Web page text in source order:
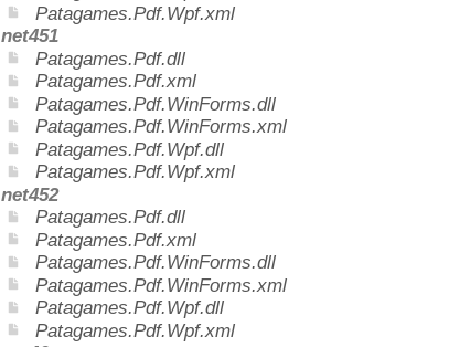
Patagames.Pdf.Wpf.xml
net451
Patagames.Pdf.dll
Patagames.Pdf.xml
Patagames.Pdf.WinForms.dll
Patagames.Pdf.WinForms.xml
Patagames.Pdf.Wpf.dll
Patagames.Pdf.Wpf.xml
net452
Patagames.Pdf.dll
Patagames.Pdf.xml
Patagames.Pdf.WinForms.dll
Patagames.Pdf.WinForms.xml
Patagames.Pdf.Wpf.dll
Patagames.Pdf.Wpf.xml